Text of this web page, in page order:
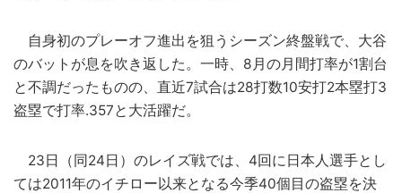
自身初のプレーオフ進出を狙うシーズン終盤戦で、大谷
のバットが息を吹き返した。一時、8月の月間打率が1割台
と不調だったものの、直近7試合は28打数10安打2本塁打3
盗塁で打率.357と大活躍だ。
23日（同24日）のレイズ戦では、4回に日本人選手とし
ては2011年のイチロー以来となる今季40個目の盗塁を決